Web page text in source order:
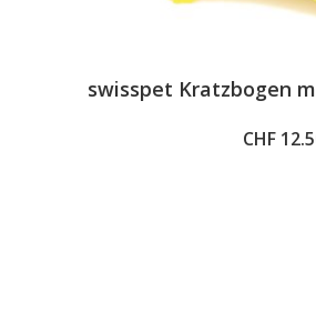
swisspet Kratzbogen
CHF